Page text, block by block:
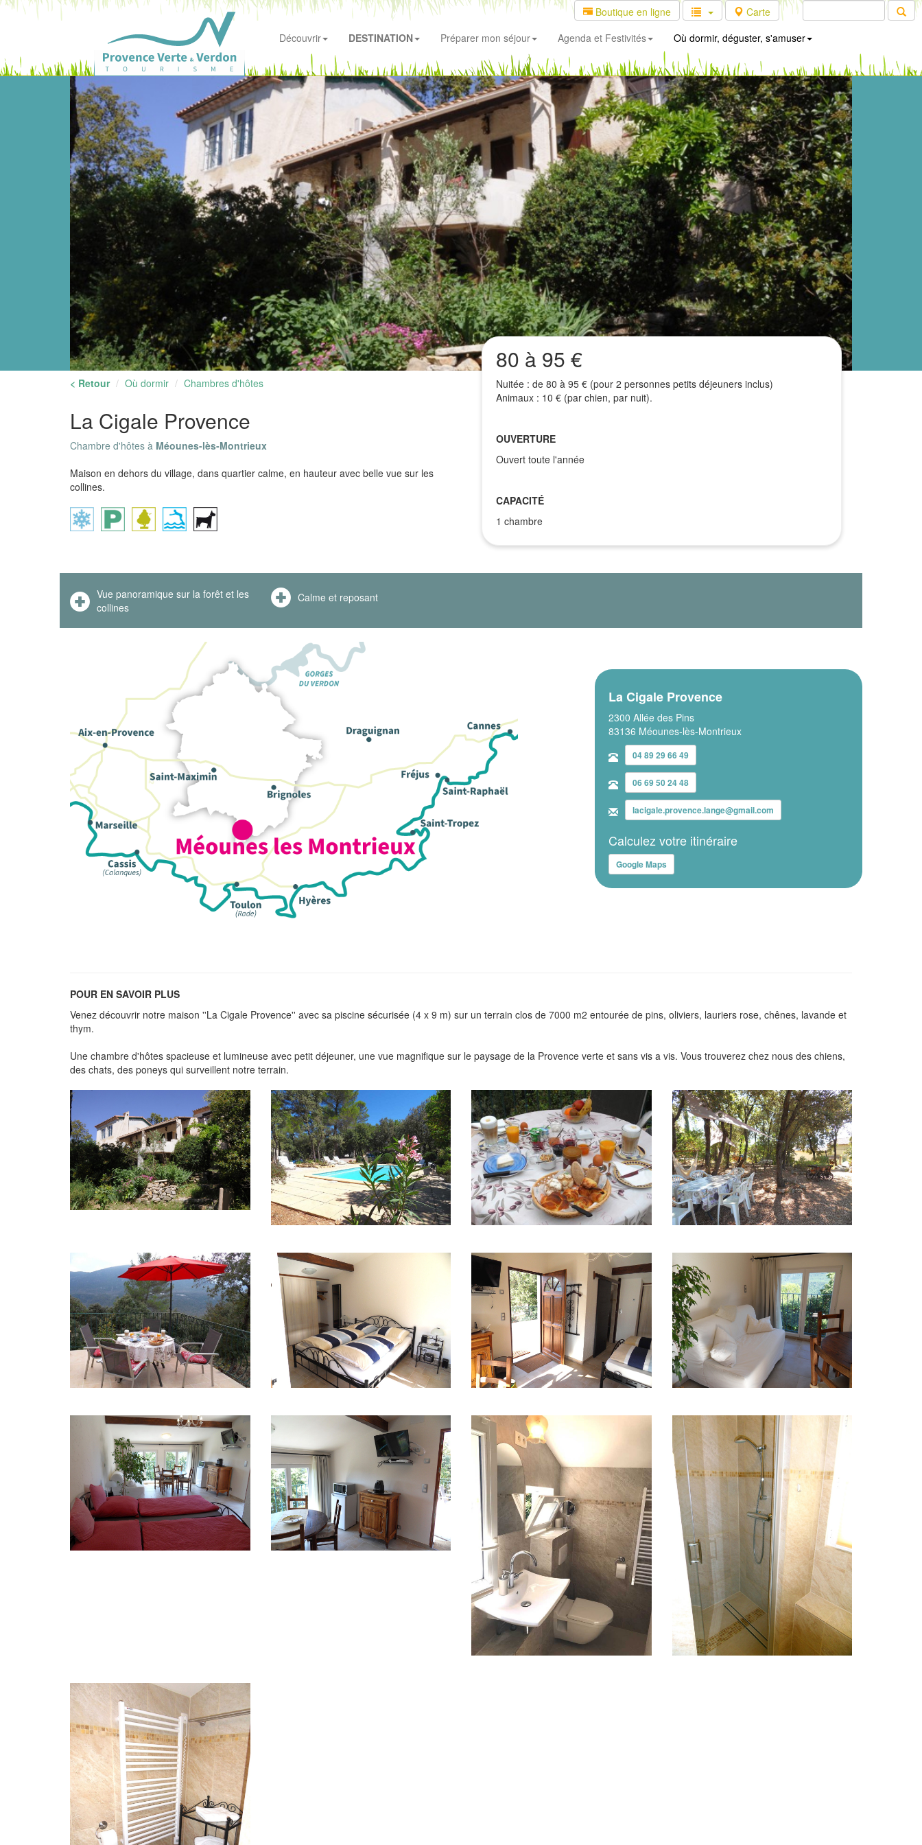
Boutique en ligne
Carte
Découvrir
DESTINATION Préparer mon séjour Agenda et Festivités Où dormir, déguster, s'amuser
< Retour Où dormir Chambres d'hôtes
La Cigale Provence
Chambre d'hôtes à Méounes-lès-Montrieux
Maison en dehors du village, dans quartier calme, en hauteur avec belle vue sur les
collines.
80 à 95 €
Nuitée : de 80 à 95 € (pour 2 personnes petits déjeuners inclus)
Animaux : 10 € (par chien, par nuit).
OUVERTURE
Ouvert toute l'année
CAPACITÉ
1 chambre
Vue panoramique sur la forêt et les
collines
Calme et reposant
La Cigale Provence
2300 Allée des Pins
83136 Méounes-lès-Montrieux
04 89 29 66 49
06 69 50 24 48
lacigale.provence.lange@gmail.com
Calculez votre itinéraire
Google Maps
POUR EN SAVOIR PLUS
Venez découvrir notre maison ''La Cigale Provence'' avec sa piscine sécurisée (4 x 9 m) sur un terrain clos de 7000 m2 entourée de pins, oliviers, lauriers rose, chênes, lavande et
thym.
Une chambre d'hôtes spacieuse et lumineuse avec petit déjeuner, une vue magnifique sur le paysage de la Provence verte et sans vis a vis. Vous trouverez chez nous des chiens,
des chats, des poneys qui surveillent notre terrain.